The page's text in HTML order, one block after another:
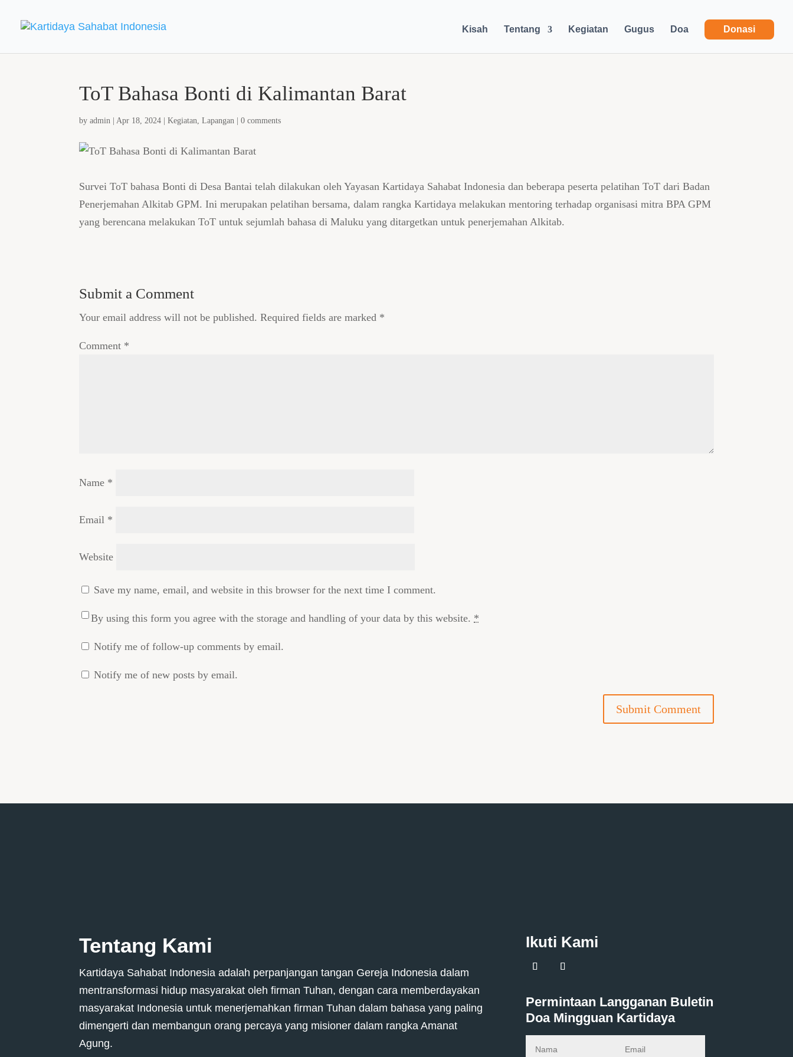
Kisah Tentang Kegiatan Gugus Doa Donasi
ToT Bahasa Bonti di Kalimantan Barat
byadmin |Apr 18, 2024 |Kegiatan,Lapangan |0 comments
Survei ToT bahasa Bonti di Desa Bantai telah dilakukan oleh Yayasan Kartidaya Sahabat Indonesia dan beberapa peserta pelatihan ToT dari Badan
Penerjemahan Alkitab GPM. Ini merupakan pelatihan bersama, dalam rangka Kartidaya melakukan mentoring terhadap organisasi mitra BPA GPM
yang berencana melakukan ToT untuk sejumlah bahasa di Maluku yang ditargetkan untuk penerjemahan Alkitab.
Submit a Comment
Your email address will not be published. Required fields are marked *
Comment *
Name *
Email *
Website
Save my name, email, and website in this browser for the next time I comment.
By using this form you agree with the storage and handling of your data by this website. *
Notify me of follow-up comments by email.
Notify me of new posts by email.
Tentang Kami
Kartidaya Sahabat Indonesia adalah perpanjangan tangan Gereja Indonesia dalam
mentransformasi hidup masyarakat oleh firman Tuhan, dengan cara memberdayakan
masyarakat Indonesia untuk menerjemahkan firman Tuhan dalam bahasa yang paling
dimengerti dan membangun orang percaya yang misioner dalam rangka Amanat
Agung.
Ikuti Kami
Permintaan Langganan Buletin
Doa Mingguan Kartidaya